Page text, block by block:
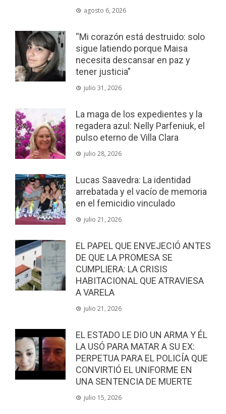
agosto 6, 2026
“Mi corazón está destruido: solo
sigue latiendo porque Maisa
necesita descansar en paz y
tener justicia”
julio 31, 2026
La maga de los expedientes y la
regadera azul: Nelly Parfeniuk, el
pulso eterno de Villa Clara
julio 28, 2026
Lucas Saavedra: La identidad
arrebatada y el vacío de memoria
en el femicidio vinculado
julio 21, 2026
EL PAPEL QUE ENVEJECIÓ ANTES
DE QUE LA PROMESA SE
CUMPLIERA: LA CRISIS
HABITACIONAL QUE ATRAVIESA
A VARELA
julio 21, 2026
EL ESTADO LE DIO UN ARMA Y ÉL
LA USÓ PARA MATAR A SU EX:
PERPETUA PARA EL POLICÍA QUE
CONVIRTIÓ EL UNIFORME EN
UNA SENTENCIA DE MUERTE
julio 15, 2026